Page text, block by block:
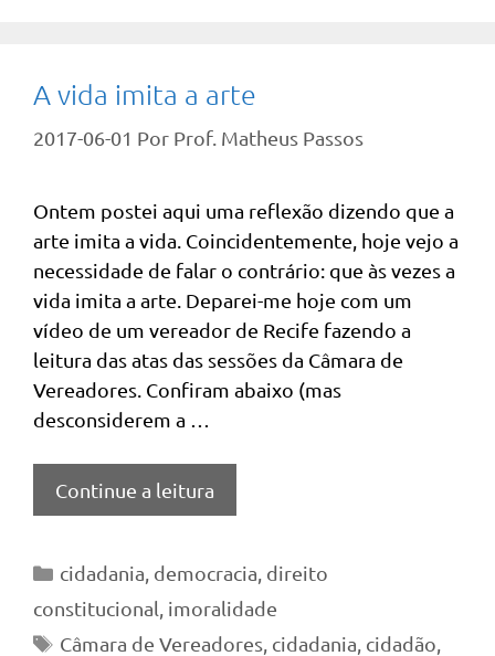
A vida imita a arte
2017-06-01 Por Prof. Matheus Passos
Ontem postei aqui uma reflexão dizendo que a
arte imita a vida. Coincidentemente, hoje vejo a
necessidade de falar o contrário: que às vezes a
vida imita a arte. Deparei-me hoje com um
vídeo de um vereador de Recife fazendo a
leitura das atas das sessões da Câmara de
Vereadores. Confiram abaixo (mas
desconsiderem a …
Continue a leitura
Categorias
cidadania democracia direito
constitucional imoralidade
Tags
Câmara de Vereadores, cidadania cidadão